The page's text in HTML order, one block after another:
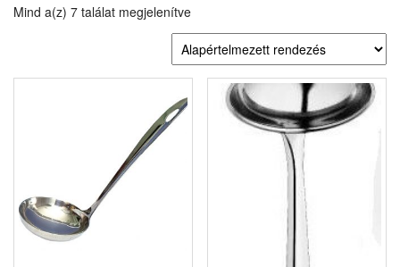
Mind a(z) 7 találat megjelenítve